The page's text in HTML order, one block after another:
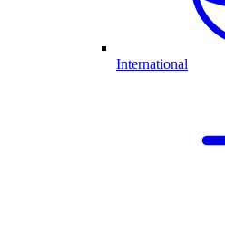
International